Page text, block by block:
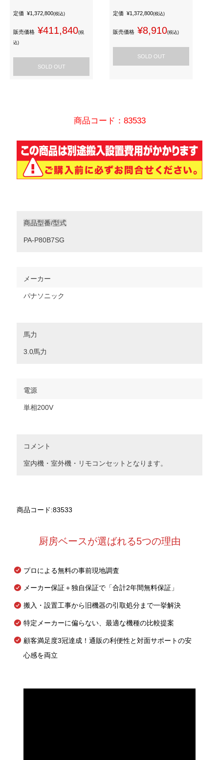
定価 ¥1,372,800(税込)
販売価格 ¥411,840(税
込)
SOLD OUT
定価 ¥1,372,800(税込)
販売価格 ¥8,910(税込)
SOLD OUT
商品コード：83533
商品型番/型式
PA-P80B7SG
メーカー
パナソニック
馬力
3.0馬力
電源
単相200V
コメント
室内機・室外機・リモコンセットとなります。
商品コード:83533
厨房ベースが選ばれる5つの理由
プロによる無料の事前現地調査
メーカー保証＋独自保証で「合計2年間無料保証」
搬入・設置工事から旧機器の引取処分まで一挙解決
特定メーカーに偏らない、最適な機種の比較提案
顧客満足度3冠達成！通販の利便性と対面サポートの安
心感を両立